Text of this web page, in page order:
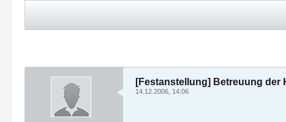
[Festanstellung] Betreuung der
14.12.2006, 14:06